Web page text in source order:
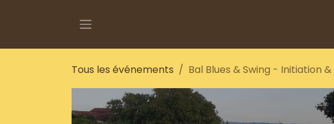
Tous les événements Bal Blues & Swing - Initiation &